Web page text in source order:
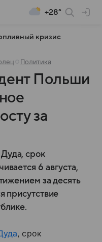
+28°
кризис
Политика
Польши
за
срок
6 августа,
за десять
присутствие
, срок